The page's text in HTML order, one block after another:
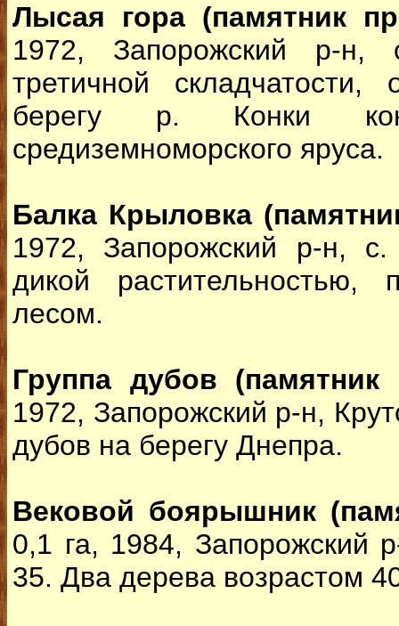
Лысая гора (памятник
1972, Запорожский р-н,
третичной
берегу р. Конки
средиземноморского яруса.
Балка Крыловка
1972, Запорожский р-н,
дикой растительностью,
лесом.
Группа дубов (памятник
1972, Запорожский р-н,
дубов на берегу Днепра.
Вековой боярышник
0,1 га, 1984, Запорожский
35. Два дерева возрастом